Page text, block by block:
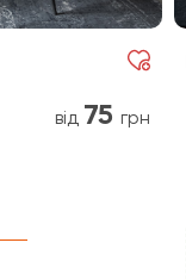
від 75 грн